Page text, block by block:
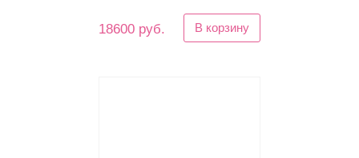
18600 руб. В корзину